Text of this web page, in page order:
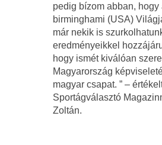
pedig bízom abban, hogy
birminghami (USA)
már nekik is
eredményeikkel
hogy ismét kiválóan
Magyarország
magyar csapat. ” –
Sportágválasztó
Zoltán.